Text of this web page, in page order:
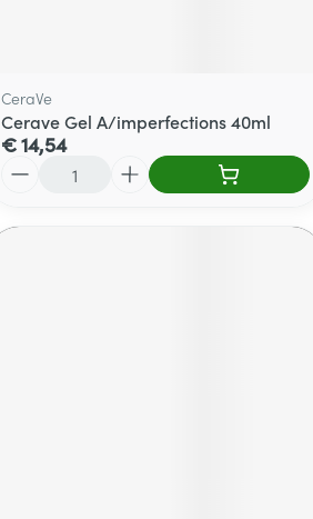
CeraVe
Cerave Gel A/imperfections 40ml
€ 14,54